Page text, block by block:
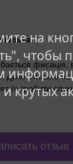
на
чтобы
и крутых
фіксація,
дуже стильне
їх зробити
отзыв